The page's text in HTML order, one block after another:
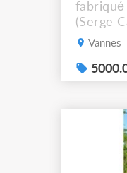
(Serge
inclinés,
(ASD
7m et
utile
adultes
Vannes